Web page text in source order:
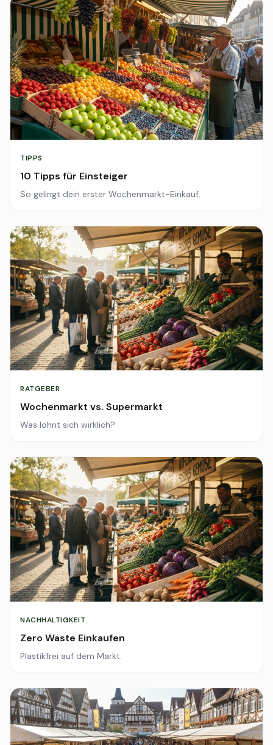
TIPPS
10 Tipps für Einsteiger
So gelingt dein erster Wochenmarkt-Einkauf.
RATGEBER
Wochenmarkt vs. Supermarkt
Was lohnt sich wirklich?
NACHHALTIGKEIT
Zero Waste Einkaufen
Plastikfrei auf dem Markt.